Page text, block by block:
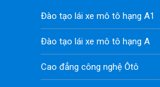
Đào tạo lái xe mô tô hạng A1
Đào tạo lái xe mô tô hạng A
Cao đẳng công nghệ Ôtô